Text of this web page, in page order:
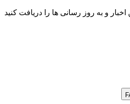
اخبار و به روز رسانی ها را دریافت کنید